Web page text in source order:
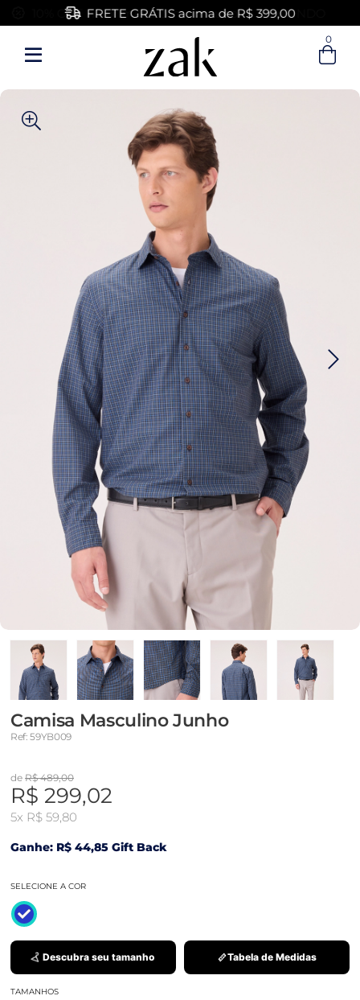
FRETE GRÁTIS acima de R$ 399,00
0
Camisa Masculino Junho
Ref: 59YB009
de R$ 489,00
R$ 299,02
5x R$ 59,80
Ganhe: R$ 44,85 Gift Back
SELECIONE A COR
Descubra seu tamanho Tabela de Medidas
TAMANHOS